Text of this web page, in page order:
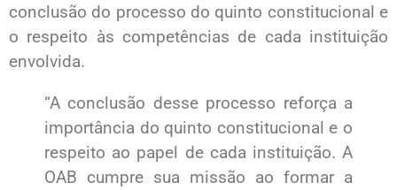
conclusão do processo do quinto constitucional e
o respeito às competências de cada instituição
envolvida.
“A conclusão desse processo reforça a
importância do quinto constitucional e o
respeito ao papel de cada instituição. A
OAB cumpre sua missão ao formar a